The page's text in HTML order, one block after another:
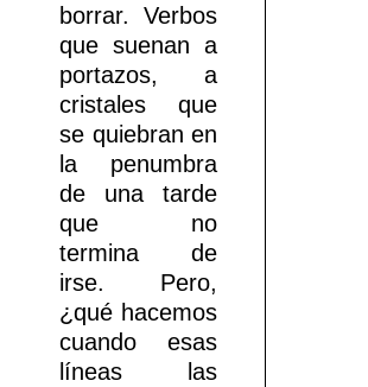
borrar. Verbos
que suenan a
portazos, a
cristales que
se quiebran en
la penumbra
de una tarde
que no
termina de
irse. Pero,
¿qué hacemos
cuando esas
líneas las